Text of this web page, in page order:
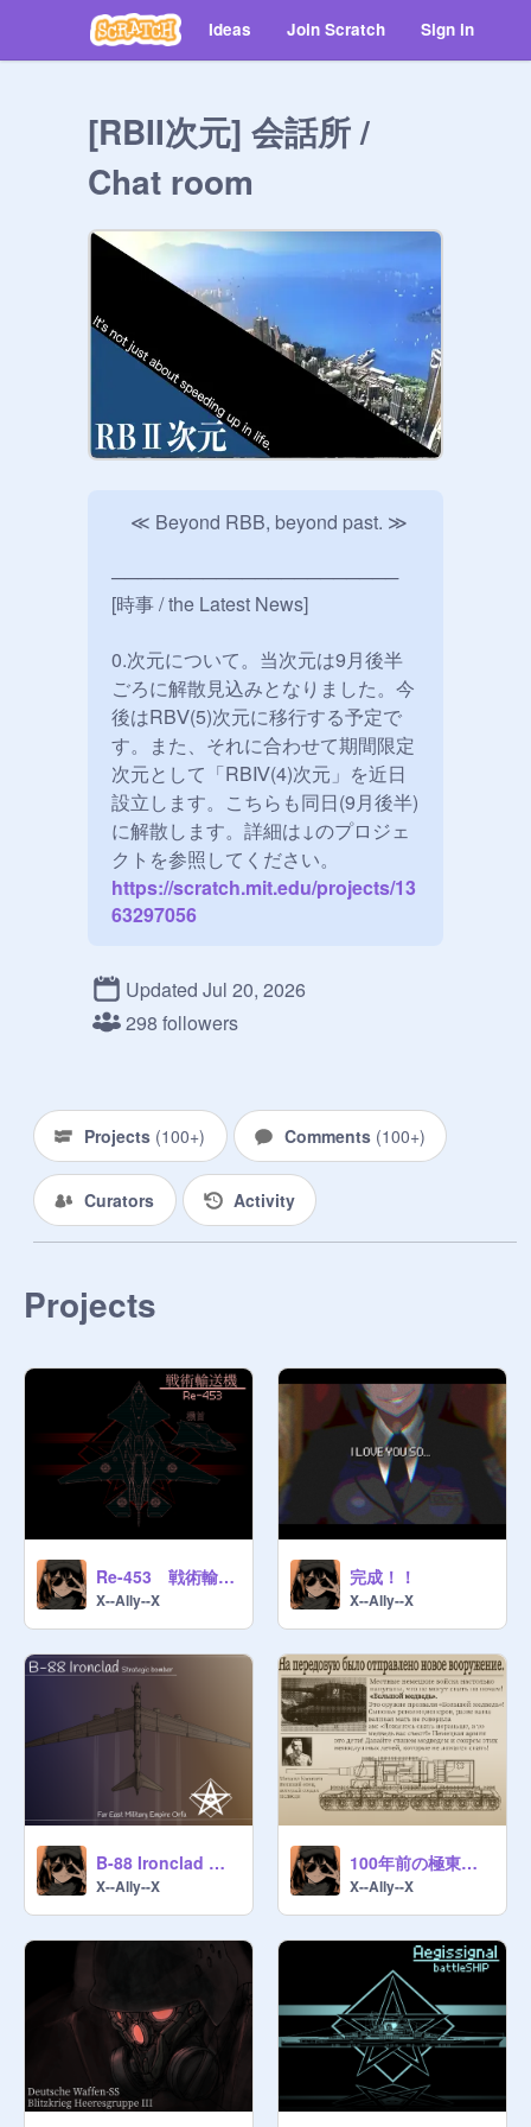
Ideas Join Scratch Sign in
[RBII次元] 会話所 /
Chat room
≪ Beyond RBB, beyond past. ≫
──────────────────────
[時事 / the Latest News]
0.次元について。当次元は9月後半
ごろに解散見込みとなりました。今
後はRBⅤ(5)次元に移行する予定で
す。また、それに合わせて期間限定
次元として「RBⅣ(4)次元」を近日
設立します。こちらも同日(9月後半)
に解散します。詳細は↓のプロジェ
クトを参照してください。
https://scratch.mit.edu/projects/13
63297056
1.次元主が交代になりました。
6月7日より、@TOUFU210
が第4代RBⅡ次元主に就任しまし
2.次元主令4-1が発令されました。こ
れにより、TSAにより消滅した国家
の運営者は24日0:00より復帰(初期
申請)が可能となります。
https://scratch.mit.edu/projects/13
31683438/
3.法務係より、次元法第三章2節が
https://scratch.mit.edu/projects/13
52114154/
をご覧ください。
4. 技術に関する法改正
上記の通り、失地した土地の技術は
使用できなくなりました。
詳しくは次元法をご確認ください。
https://scratch.mit.edu/projects/13
5. 7p完全開放について
2026年5月6日をもって7pが完全に
開放されました。
各国は自由に通行ができる他、全て
の外交行動及び戦争行為が相互に解
禁されます。空きステートへの申請
も同様ですが、7p創設の流れを考え
ると既存の国家はできる限り7pでの
領土拡張を控えるのが自然な流れか
と思います。
ですので、これはあくまでも次元主
の私情でしかありませんが他p国家
の7p空きステートへの申請はできる
限り自粛して頂きたい限りでござい
ます。
Updated Jul 20, 2026
298 followers
Projects (100+) Comments (100+)
Curators Activity
Projects
Re-453 戦術輸送機
X--Ally--X
完成！！
X--Ally--X
B-88 Ironclad 戦略爆撃機
X--Ally--X
100年前の極東軍事帝国オルファの戦時中新聞
X--Ally--X